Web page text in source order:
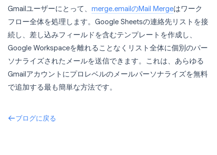
Gmailユーザーにとって、 merge.emailのMail Mergeはワーク
フロー全体を処理します。Google Sheetsの連絡先リストを接
続し、差し込みフィールドを含むテンプレートを作成し、
Google Workspaceを離れることなくリスト全体に個別のパー
ソナライズされたメールを送信できます。これは、あらゆる
Gmailアカウントにプロレベルのメールパーソナライズを無料
で追加する最も簡単な方法です。
ブログに戻る